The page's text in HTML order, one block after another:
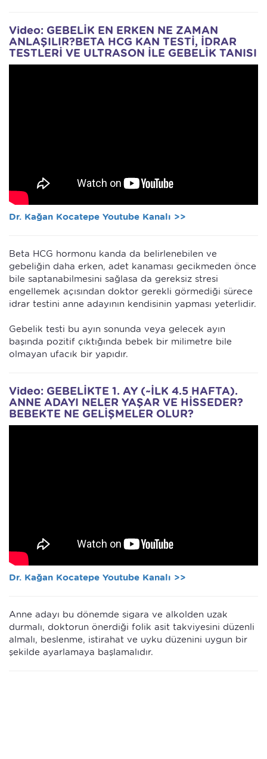
Video: GEBELİK EN ERKEN NE ZAMAN
ANLAŞILIR?BETA HCG KAN TESTİ, İDRAR
TESTLERİ VE ULTRASON İLE GEBELİK TANISI
Dr. Kağan Kocatepe Youtube Kanalı >>
Beta HCG hormonu kanda da belirlenebilen ve
gebeliğin daha erken, adet kanaması gecikmeden önce
bile saptanabilmesini sağlasa da gereksiz stresi
engellemek açısından doktor gerekli görmediği sürece
idrar testini anne adayının kendisinin yapması yeterlidir.
Gebelik testi bu ayın sonunda veya gelecek ayın
başında pozitif çıktığında bebek bir milimetre bile
olmayan ufacık bir yapıdır.
Video: GEBELİKTE 1. AY (~İLK 4.5 HAFTA).
ANNE ADAYI NELER YAŞAR VE HİSSEDER?
BEBEKTE NE GELİŞMELER OLUR?
Dr. Kağan Kocatepe Youtube Kanalı >>
Anne adayı bu dönemde sigara ve alkolden uzak
durmalı, doktorun önerdiği folik asit takviyesini düzenli
almalı, beslenme, istirahat ve uyku düzenini uygun bir
şekilde ayarlamaya başlamalıdır.